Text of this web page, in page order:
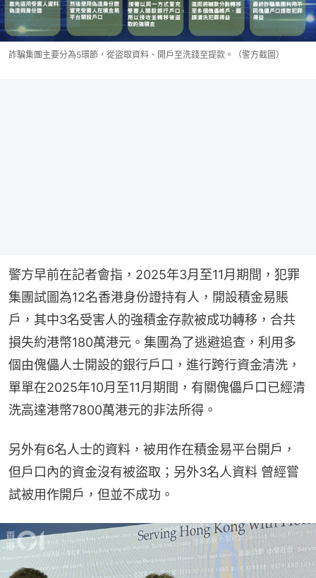
詐騙集團主要分為5環節，從盜取資料、開戶至洗錢至提款。（警方截圖）
警方早前在記者會指，2025年3月至11月期間，犯罪
集團試圖為12名香港身份證持有人，開設積金易賬
戶，其中3名受害人的強積金存款被成功轉移，合共
損失約港幣180萬港元。集團為了逃避追查，利用多
個由傀儡人士開設的銀行戶口，進行跨行資金清洗，
單單在2025年10月至11月期間，有關傀儡戶口已經清
洗高達港幣7800萬港元的非法所得。
另外有6名人士的資料，被用作在積金易平台開戶，
但戶口內的資金沒有被盜取；另外3名人資料 曾經嘗
試被用作開戶，但並不成功。